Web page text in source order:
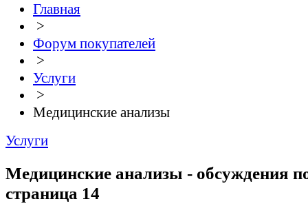
Главная
>
Форум покупателей
>
Услуги
>
Медицинские анализы
Услуги
Медицинские анализы - обсуждения
страница 14